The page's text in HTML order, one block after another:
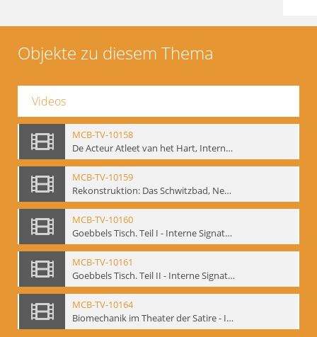
Objekte zu diesem Thema
Videos
MCB-TV-10158
De Acteur Atleet van het Hart, Internationale Konferenz, Gent, 17.11.2004 - Interne Signatur: BM-vid-129
MCB-TV-10159
Rekonstruktion: Das Schwitzbad, New York 1993 - Interne Signatur: BM-vid-133
MCB-TV-10160
Goebbels Tisch. Teil I - Interne Signatur: BM-vid-134
MCB-TV-10161
Goebbels Tisch. Teil II - Interne Signatur: BM-vid-135
MCB-TV-10164
Biomechanik im Theater der Satire - Interne Signatur: BM-vid-189